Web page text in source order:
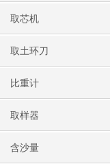
取芯机
取土环刀
比重计
取样器
含沙量